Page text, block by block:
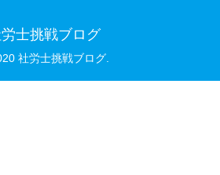
士挑戦ブログ
社労士挑戦ブログ.